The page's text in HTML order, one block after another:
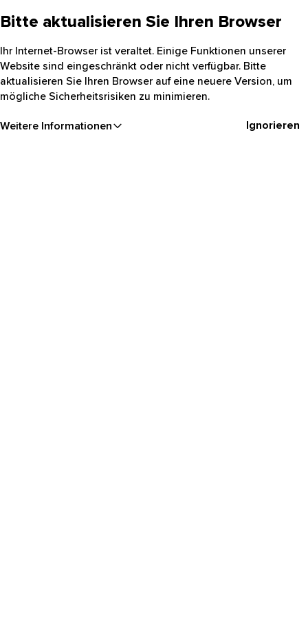
Bitte aktualisieren Sie Ihren Browser
Ihr Internet-Browser ist veraltet. Einige Funktionen unserer
Website sind eingeschränkt oder nicht verfügbar. Bitte
aktualisieren Sie Ihren Browser auf eine neuere Version, um
mögliche Sicherheitsrisiken zu minimieren.
Weitere Informationen Ignorieren